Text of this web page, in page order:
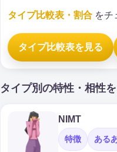
タイプ比較表・割合 をチ
タイプ比較表を見る
タイプ別の特性・相性
NIMT
特徴 ある